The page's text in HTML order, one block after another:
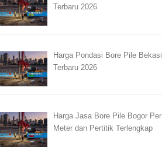
Terbaru 2026
Harga Pondasi Bore Pile Bekasi
Terbaru 2026
Harga Jasa Bore Pile Bogor Per
Meter dan Pertitik Terlengkap